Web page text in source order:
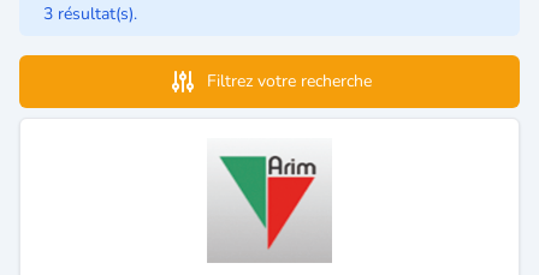
3 résultat(s).
Filtrez votre recherche